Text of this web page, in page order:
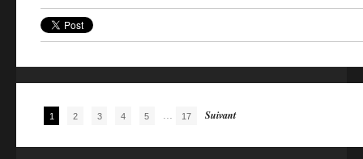
1 2 3 4 5 ... 17 Suivant